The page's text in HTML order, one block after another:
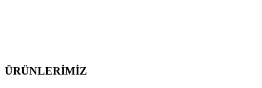
ÜRÜNLERİMİZ